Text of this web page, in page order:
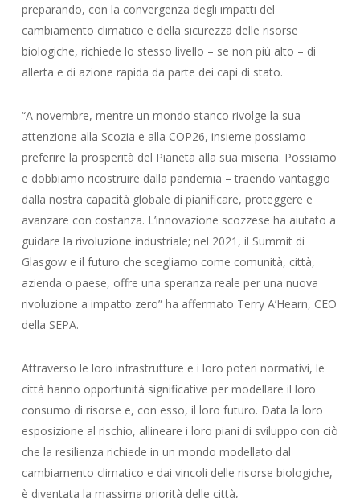
preparando, con la convergenza degli impatti del
cambiamento climatico e della sicurezza delle risorse
biologiche, richiede lo stesso livello – se non più alto – di
allerta e di azione rapida da parte dei capi di stato.
“A novembre, mentre un mondo stanco rivolge la sua
attenzione alla Scozia e alla COP26, insieme possiamo
preferire la prosperità del Pianeta alla sua miseria. Possiamo
e dobbiamo ricostruire dalla pandemia – traendo vantaggio
dalla nostra capacità globale di pianificare, proteggere e
avanzare con costanza. L’innovazione scozzese ha aiutato a
guidare la rivoluzione industriale; nel 2021, il Summit di
Glasgow e il futuro che scegliamo come comunità, città,
azienda o paese, offre una speranza reale per una nuova
rivoluzione a impatto zero” ha affermato Terry A’Hearn, CEO
della SEPA.
Attraverso le loro infrastrutture e i loro poteri normativi, le
città hanno opportunità significative per modellare il loro
consumo di risorse e, con esso, il loro futuro. Data la loro
esposizione al rischio, allineare i loro piani di sviluppo con ciò
che la resilienza richiede in un mondo modellato dal
cambiamento climatico e dai vincoli delle risorse biologiche,
è diventata la massima priorità delle città,